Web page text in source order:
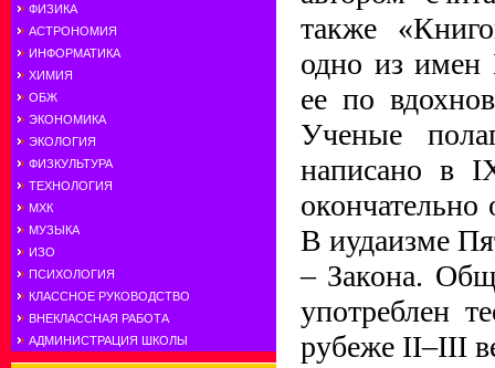
ФИЗИКА
АСТРОНОМИЯ
ИНФОРМАТИКА
ХИМИЯ
ОБЖ
ЭКОНОМИКА
ЭКОЛОГИЯ
ФИЗКУЛЬТУРА
ТЕХНОЛОГИЯ
МХК
МУЗЫКА
ИЗО
ПСИХОЛОГИЯ
КЛАССНОЕ РУКОВОДСТВО
ВНЕКЛАССНАЯ РАБОТА
АДМИНИСТРАЦИЯ ШКОЛЫ
также
одно из имен
ее по
Ученые
написано в
В иудаизме
– Закона.
употреблен
рубеже II–III